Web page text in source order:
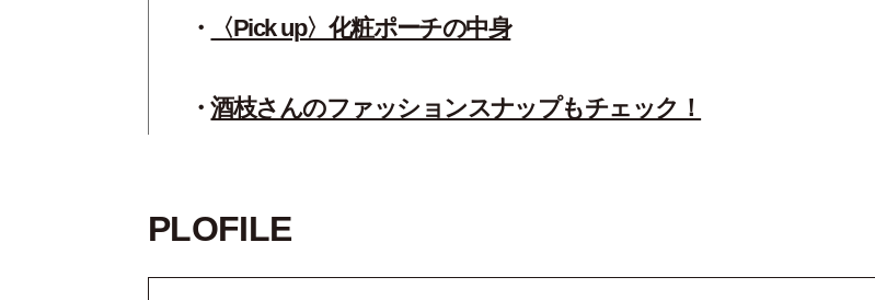
〈Pick up〉化粧ポーチの中身
酒枝さんのファッションスナップもチェック！
PLOFILE